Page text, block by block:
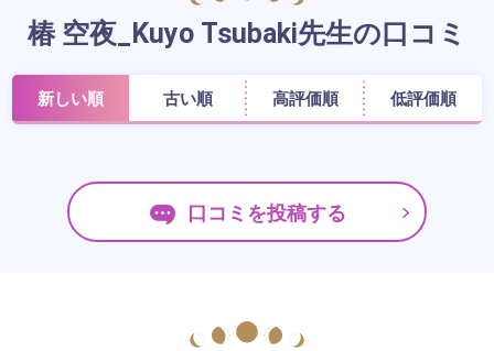
椿 空夜_Kuyo Tsubaki先生の口コミ
新しい順 古い順 高評価順 低評価順
口コミを投稿する